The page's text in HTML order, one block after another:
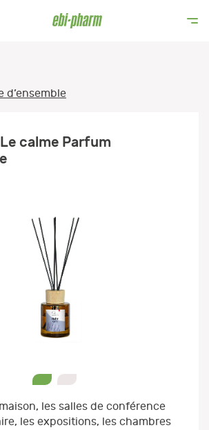
d’ensemble
calme Parfum
les salles de conférence
les expositions, les chambres